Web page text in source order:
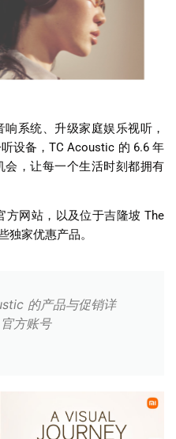
系统、升级家庭娱乐视听，
设备，TC Acoustic 的 6.6 年
，让每一个生活时刻都拥有
方网站，以及位于吉隆坡 The
独家优惠产品。
的产品与促销详
方账号